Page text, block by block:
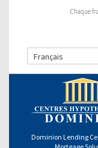
Chaque
Français
Dominion Lending